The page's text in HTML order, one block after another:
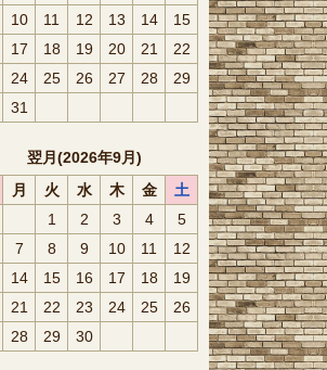
10 11 12 13 14
15
17 18 19 20 21
22
24 25 26 27 28
29
31
翌月(2026年9月)
月 火 水 木 金
土
1
2 3 4
5
7 8 9 10 11
12
14 15 16 17 18
19
21 22 23 24 25
26
28 29 30